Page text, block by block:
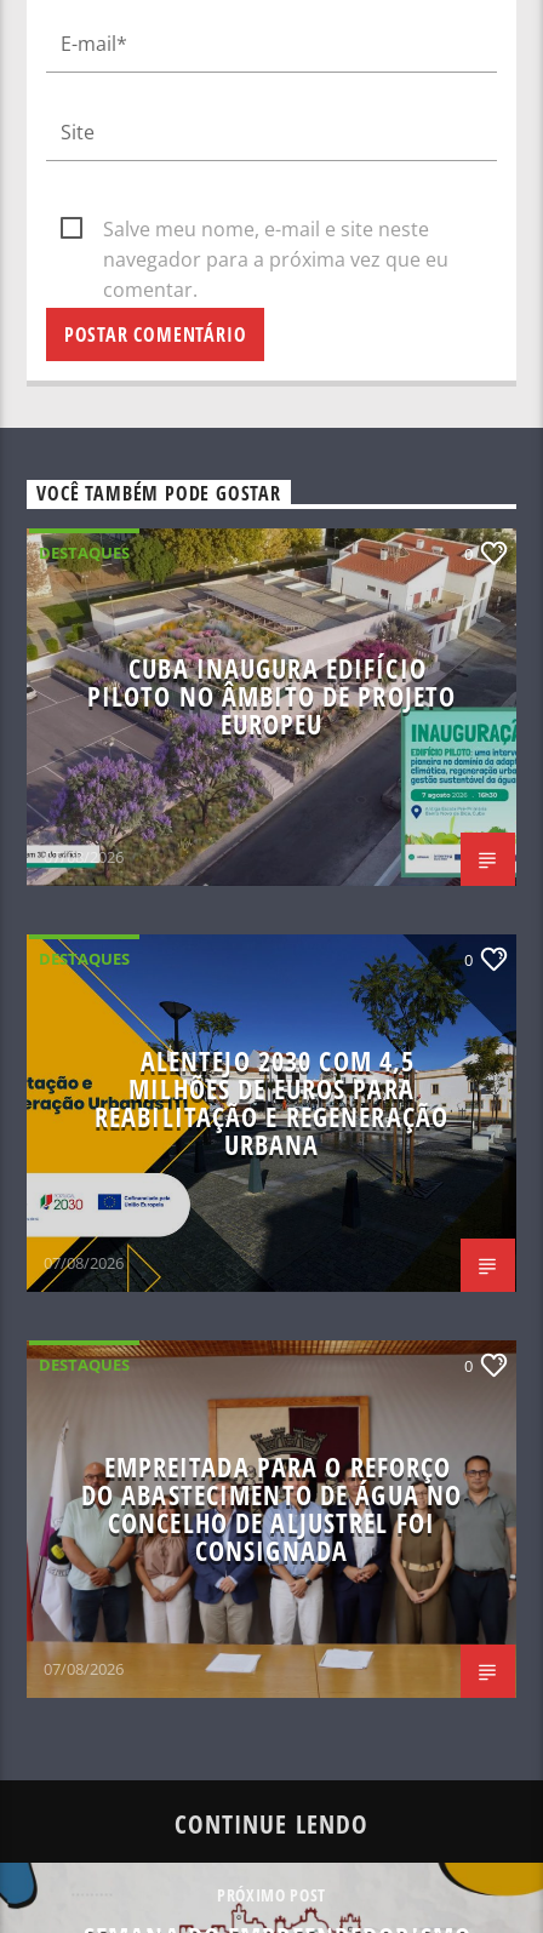
Salve meu nome, e-mail e site neste
navegador para a próxima vez que eu
comentar.
VOCÊ TAMBÉM PODE GOSTAR
DESTAQUES 0
CUBA INAUGURA EDIFÍCIO
PILOTO NO ÂMBITO DE PROJETO
EUROPEU
07/08/2026
DESTAQUES 0
ALENTEJO 2030 COM 4,5
MILHÕES DE EUROS PARA
REABILITAÇÃO E REGENERAÇÃO
URBANA
07/08/2026
DESTAQUES 0
EMPREITADA PARA O REFORÇO
DO ABASTECIMENTO DE ÁGUA NO
CONCELHO DE ALJUSTREL FOI
CONSIGNADA
07/08/2026
CONTINUE LENDO
PRÓXIMO POST